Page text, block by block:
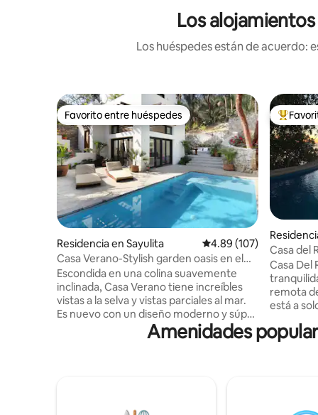
Los
Los huéspedes están de
Favorito entre huéspedes
Favorito entre huéspedes
Residencia en Sayulita Calificación promedio:
4.89 (107)
Casa Verano-Stylish garden oasis en el
lado norte
Escondida en una colina suavemente
inclinada, Casa Verano tiene increíbles
vistas a la selva y vistas parciales al mar.
Es nuevo con un diseño moderno y súper
elegante de buen gusto; 2 dormitorios
principales separados, cada uno con un
salada rodeada de increíbles árboles
De los
Casa del
cerca de
Casa Del
remota
está a
atención
disfruta
Amenidades